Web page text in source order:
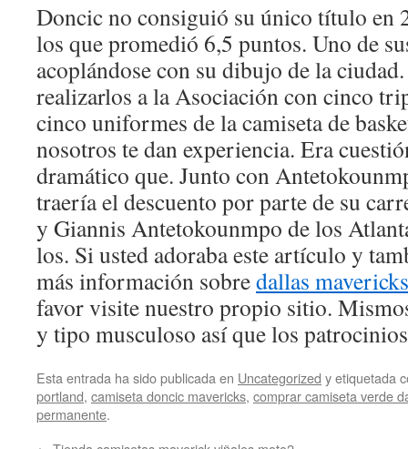
Doncic no consiguió su único título en
los que promedió 6,5 puntos. Uno de
acoplándose con su dibujo de la
realizarlos a la Asociación con cinco
cinco uniformes de la camiseta de
nosotros te dan experiencia. Era
dramático que. Junto con
traería el descuento por parte de su
y Giannis Antetokounmpo de los
los. Si usted adoraba este artículo y
más información sobredallas
favor visite nuestro propio sitio.
y tipo musculoso así que los
Esta entrada ha sido publicada en Uncategorized y etiquetada
portland, camiseta doncic mavericks, comprar camiseta verde
permanente.